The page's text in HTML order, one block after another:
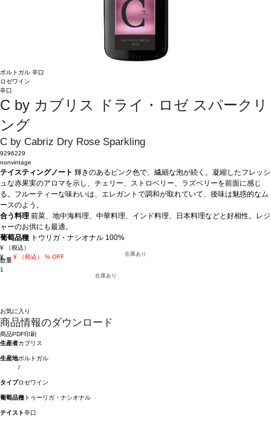
ポルトガル 辛口
ロゼワイン
辛口
C by カブリス ドライ・ロゼ スパークリ
ング
C by Cabriz Dry Rose Sparkling
9296229
nonvintage
テイスティングノート 輝きのあるピンク色で、繊細な泡が続く。凝縮したフレッシ
ュな赤果実のアロマを示し、チェリー、ストロベリー、ラズベリーを前面に感じ
る。フルーティーな味わいは、エレガントで調和が取れていて、後味は魅惑的なム
ースのよう。
合う料理 前菜、地中海料理、中華料理、インド料理、日本料理などと好相性。レジ
ャーのお供にも最適。
葡萄品種 トウリガ・ナシオナル 100%
¥
（税込）
¥ → ¥ （税込） % OFF 在庫あり
数量
1
在庫あり
お気に入り
商品情報のダウンロード
商品PDF印刷
生産者カブリス
生産地ポルトガル
/
タイプロゼワイン
葡萄品種トゥーリガ・ナシオナル
テイスト辛口